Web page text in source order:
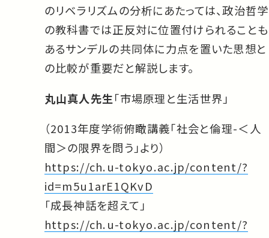
のリベラリズムの分析にあたっては、政治哲学
の教科書では正反対に位置付けられることも
あるサンデルの共同体に力点を置いた思想と
の比較が重要だと解説します。
丸山真人先生「市場原理と生活世界」
（2013年度学術俯瞰講義「社会と倫理-＜人
間＞の限界を問う」より）
https://ch.u-tokyo.ac.jp/content/?
id=m5u1arE1QKvD
「成長神話を超えて」
https://ch.u-tokyo.ac.jp/content/?